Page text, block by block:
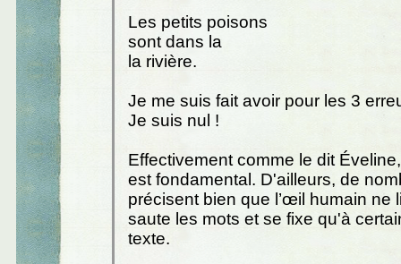
Les petits poisons
sont dans la
la rivière.
Je me suis fait avoir pour les 3
Je suis nul !
Effectivement comme le dit
est fondamental. D'ailleurs, de
précisent bien que l’œil humain ne
saute les mots et se fixe qu'à
texte.